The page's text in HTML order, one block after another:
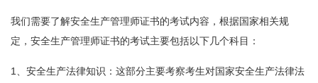
我们需要了解安全生产管理师证书的考试内容，根据国家相关规
定，安全生产管理师证书的考试主要包括以下几个科目：
1、安全生产法律知识：这部分主要考察考生对国家安全生产法律法